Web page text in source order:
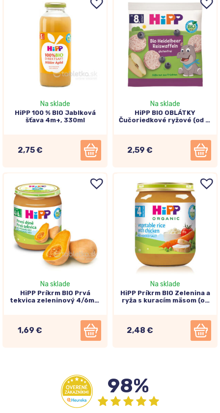
Na sklade
HiPP 100 % BIO Jablková
šťava 4m+, 330ml
2,75 €
Na sklade
HiPP BIO OBLÁTKY
Čučoriedkové ryžové (od 8.
2,59 €
Na sklade
HiPP Príkrm BIO Prvá
tekvica zeleninový 4/6m+,
1,69 €
Na sklade
HiPP Príkrm BIO Zelenina a
ryža s kuracím mäsom (od
2,48 €
98%